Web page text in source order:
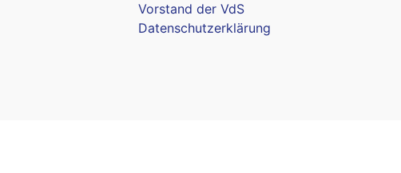
Vorstand der VdS
Datenschutzerklärung